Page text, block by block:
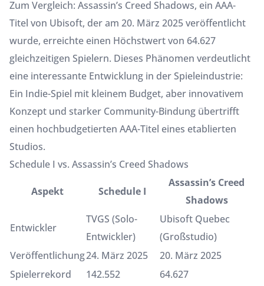
Zum Vergleich: Assassin’s Creed Shadows, ein AAA-
Titel von Ubisoft, der am 20. März 2025 veröffentlicht
wurde, erreichte einen Höchstwert von 64.627
gleichzeitigen Spielern. Dieses Phänomen verdeutlicht
eine interessante Entwicklung in der Spieleindustrie:
Ein Indie-Spiel mit kleinem Budget, aber innovativem
Konzept und starker Community-Bindung übertrifft
einen hochbudgetierten AAA-Titel eines etablierten
Studios.
Schedule I vs. Assassin’s Creed Shadows
Aspekt Schedule I
Assassin’s Creed
Shadows
Entwickler
TVGS (Solo-
Entwickler)
Ubisoft Quebec
(Großstudio)
Veröffentlichung24. März 2025
20. März 2025
Spielerrekord
142.552 64.627